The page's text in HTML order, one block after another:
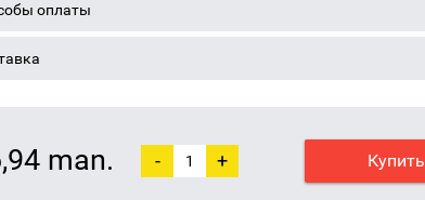
оплаты
man. - + Купить